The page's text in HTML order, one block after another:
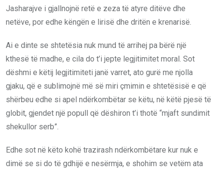
Jasharajve i gjallnojnë retë e zeza të atyre ditëve dhe
netëve, por edhe këngën e lirisë dhe dritën e krenarisë.
Ai e dinte se shtetësia nuk mund të arrihej pa bërë një
kthesë të madhe, e cila do t’i jepte legjitimitet moral. Sot
dëshmi e këtij legjitimiteti janë varret, ato gurë me njolla
gjaku, që e sublimojnë më së miri çmimin e shtetësisë e që
shërbeu edhe si apel ndërkombëtar se këtu, në këtë pjesë të
globit, gjendet një popull që dëshiron t’i thotë “mjaft sundimit
shekullor serb”.
Edhe sot në këto kohë trazirash ndërkombëtare kur nuk e
dimë se si do të gdhijë e nesërmja, e shohim se vetëm ata